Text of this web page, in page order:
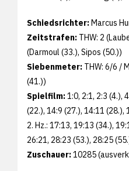
Schiedsrichter:Marcus
Zeitstrafen: THW: 2
(Darmoul (33.), Sipos (50.))
Siebenmeter: THW: 6/6 /
(41.))
Spielfilm:1:0, 2:1, 2:3 (4.),
(22.), 14:9 (27.), 14:11 (28.),
2. Hz.: 17:13, 19:13 (34.),
26:21, 28:23 (53.), 28:25
Zuschauer:10285